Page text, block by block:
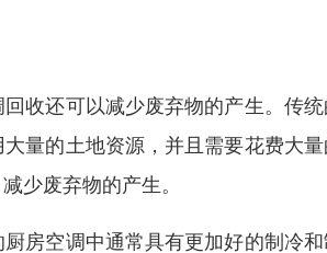
收还可以减少废弃物的产生。传
量的土地资源，并且需要花费大
少废弃物的产生。
房空调中通常具有更加好的制冷